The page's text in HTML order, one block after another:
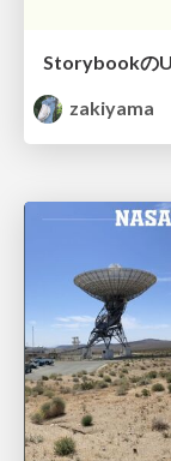
Storybookの
zakiyama